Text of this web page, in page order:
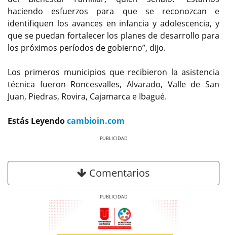
haciendo esfuerzos para que se reconozcan e
identifiquen los avances en infancia y adolescencia, y
que se puedan fortalecer los planes de desarrollo para
los próximos períodos de gobierno”, dijo.
Los primeros municipios que recibieron la asistencia
técnica fueron Roncesvalles, Alvarado, Valle de San
Juan, Piedras, Rovira, Cajamarca e Ibagué.
Estás Leyendocambioin.com
Comentarios